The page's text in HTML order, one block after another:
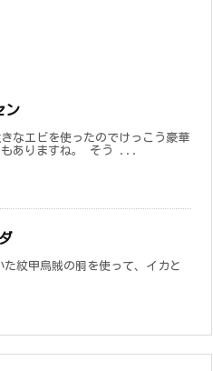
ン
なエビを使ったのでけっこう豪華
もありますね。 そう ...
紋甲烏賊の胴を使って、イカと